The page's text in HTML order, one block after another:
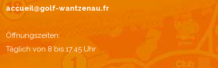
accueil@golf-wantzenau.fr
Öffnungszeiten:
Täglich von 8 bis 17.45 Uhr